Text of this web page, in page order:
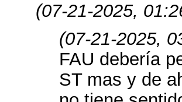
(07-21-2025,
(07-21-2025,
FAU debería
ST mas y de